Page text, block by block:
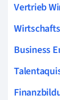
Vertrieb
Business